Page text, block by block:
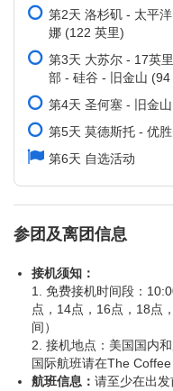
第2天 洛杉矶 - 太平
娜 (122 英里)
第3天 大苏尔 - 17英
部 - 硅谷 - 旧金山 (94
第4天 圣何塞 - 旧金
第5天 莫德斯托 - 优
第6天 自选活动
参团及离团信息
接机须知：
1. 免费接机时间段：
点，14点，16点，18点
间）
2. 接机地点：美国国内
国际航班请在The
航班信息： 请至少在出